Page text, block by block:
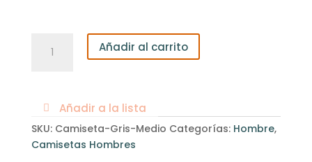
Hombre
Medio
Añadir al carrito
Añadir a la lista
SKU: Camiseta-Gris-Medio Categorías: Hombre,
Camisetas Hombres